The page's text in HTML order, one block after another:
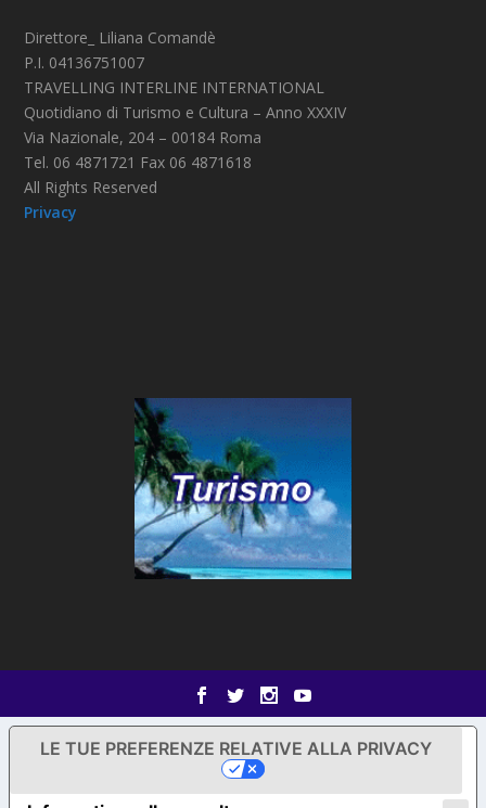
Direttore_ Liliana Comandè
P.I. 04136751007
TRAVELLING INTERLINE INTERNATIONAL
Quotidiano di Turismo e Cultura – Anno XXXIV
Via Nazionale, 204 – 00184 Roma
Tel. 06 4871721 Fax 06 4871618
All Rights Reserved
Privacy
LE TUE PREFERENZE RELATIVE ALLA PRIVACY